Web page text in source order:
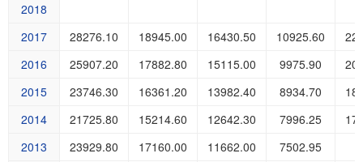
2018
2017
28276.10 18945.00 16430.50 10925.60
2016
25907.20 17882.80 15115.00 9975.90
2015
23746.30 16361.20 13982.40 8934.70
2014
21725.80 15214.60 12642.30 7996.25
2013
23929.80 17160.00 11662.00
7502.95